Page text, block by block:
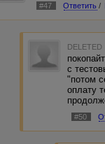
#47 Ответить /
DELETED
с
"потом
оплату
#50